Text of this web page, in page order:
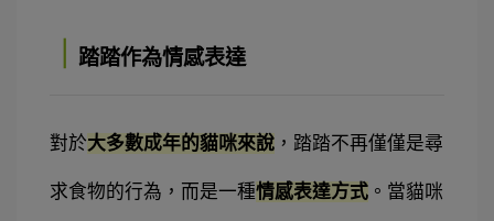
踏踏作為情感表達
對於大多數成年的貓咪來說 ，踏踏不再僅僅是尋
求食物的行為，而是一種情感表達方式 。當貓咪